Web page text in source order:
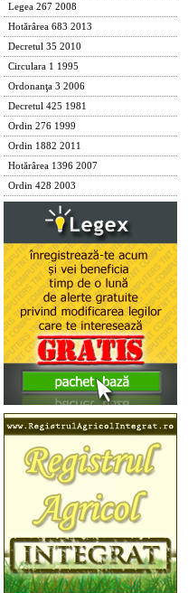
Legea 267 2008
Hotărârea 683 2013
Decretul 35 2010
Circulara 1 1995
Ordonanţa 3 2006
Decretul 425 1981
Ordin 276 1999
Ordin 1882 2011
Hotărârea 1396 2007
Ordin 428 2003